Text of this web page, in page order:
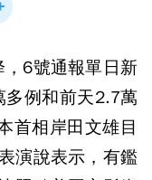
6號通報單日新
例和前天2.7萬
首相岸田文雄目
演說表示，有鑑